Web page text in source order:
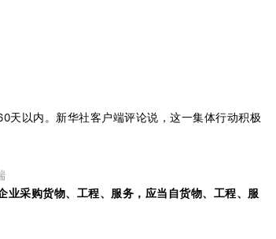
天以内。新华社客户端评论说，这一集体行动积极
业采购货物、工程、服务，应当自货物、工程、服